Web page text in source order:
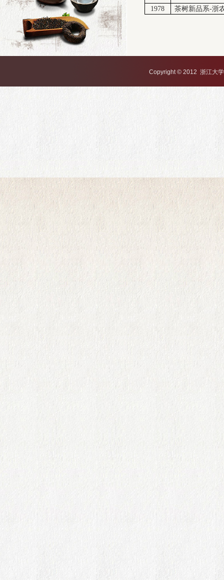
1978 茶树新品系-浙
Copyright © 2012 浙江大